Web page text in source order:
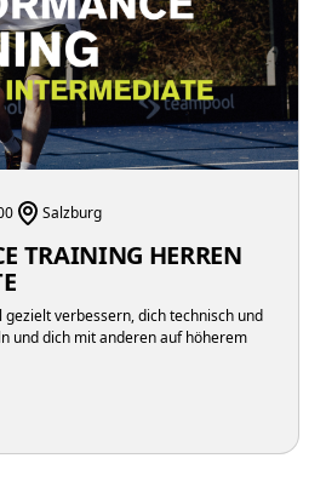
Salzburg
TRAINING HERREN
gezielt verbessern, dich technisch und
und dich mit anderen auf höherem